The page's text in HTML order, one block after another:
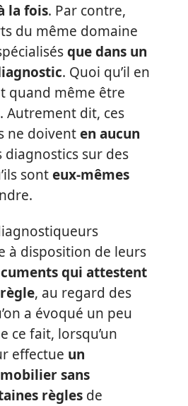
la fois. Par contre,
du même domaine
que dans un
. Quoi qu’il en
quand même être
. Autrement dit, ces
ne doiventen aucun
diagnostics sur des
sonteux-mêmes
à disposition de leurs
qui attestent
, au regard des
a évoqué un peu
ce fait, lorsqu’un
effectue un
sans
règles de